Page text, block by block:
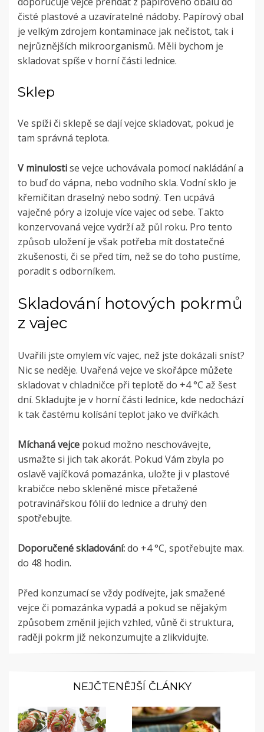
čisté plastové a uzavíratelné nádoby. Papírový obal
je velkým zdrojem kontaminace jak nečistot, tak i
nejrůznějších mikroorganismů. Měli bychom je
skladovat spíše v horní části lednice.
Sklep
Ve spíži či sklepě se dají vejce skladovat, pokud je
tam správná teplota.
V minulostise vejce uchovávala pomocí nakládání a
to buď do vápna, nebo vodního skla. Vodní sklo je
křemičitan draselný nebo sodný. Ten ucpává
vaječné póry a izoluje více vajec od sebe. Takto
konzervovaná vejce vydrží až půl roku. Pro tento
způsob uložení je však potřeba mít dostatečné
zkušenosti, či se před tím, než se do toho pustíme,
poradit s odborníkem.
Skladování hotových pokrmů
z vajec
Uvařili jste omylem víc vajec, než jste dokázali sníst?
Nic se neděje. Uvařená vejce ve skořápce můžete
skladovat v chladničce při teplotě do +4 °C až šest
dní. Skladujte je v horní části lednice, kde nedochází
k tak častému kolísání teplot jako ve dvířkách.
Míchaná vejce pokud možno neschovávejte,
usmažte si jich tak akorát. Pokud Vám zbyla po
oslavě vajíčková pomazánka, uložte ji v plastové
krabičce nebo skleněné misce přetažené
potravinářskou fólií do lednice a druhý den
spotřebujte.
Doporučené skladování:do +4 °C, spotřebujte max.
do 48 hodin.
Před konzumací se vždy podívejte, jak smažené
vejce či pomazánka vypadá a pokud se nějakým
způsobem změnil jejich vzhled, vůně či struktura,
raději pokrm již nekonzumujte a zlikvidujte.
NEJČTENĚJŠÍ ČLÁNKY